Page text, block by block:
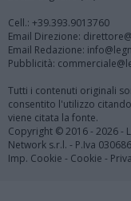
Cell.: +39.393.9013760
Email Direzione:
Email Redazione:
Pubblicità:
Tutti i contenuti originali
consentito l'utilizzo
viene citata la fonte.
Copyright © 2016 - 2026 -
Network s.r.l. - P.Iva
Imp. Cookie - Cookie -